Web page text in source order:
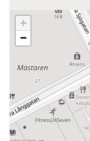
+
−